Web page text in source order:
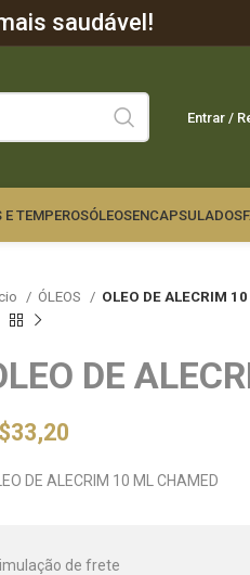
saudável!
Entrar /
E TEMPEROSÓLEOSENCAPSULADOS
ÓLEOS OLEO DE ALECRIM
DE
33,20
DE ALECRIM 10 ML CHAMED
de frete